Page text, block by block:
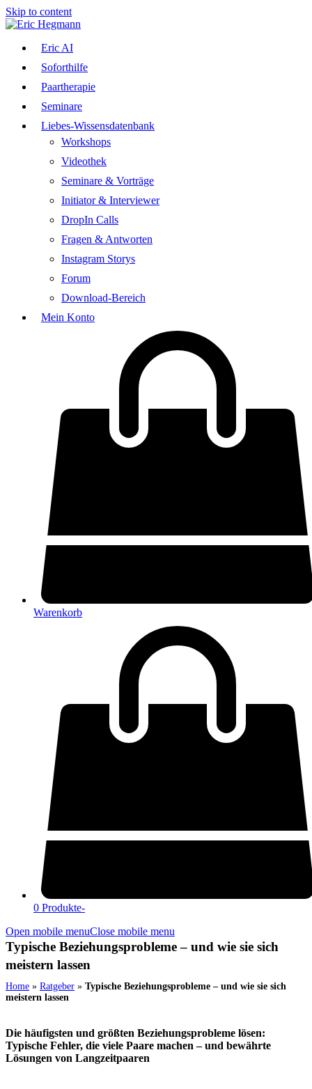
Skip to content
Eric AI
Soforthilfe
Paartherapie
Seminare
Liebes-Wissensdatenbank
Workshops
Videothek
Seminare & Vorträge
Initiator & Interviewer
DropIn Calls
Fragen & Antworten
Instagram Storys
Forum
Download-Bereich
Mein Konto
Warenkorb
0 Produkte-
Open mobile menuClose mobile menu
Typische Beziehungsprobleme – und wie sie sich
meistern lassen
Home » Ratgeber » Typische Beziehungsprobleme – und wie sie sich
meistern lassen
Die häufigsten und größten Beziehungsprobleme lösen:
Typische Fehler, die viele Paare machen – und bewährte
Lösungen von Langzeitpaaren